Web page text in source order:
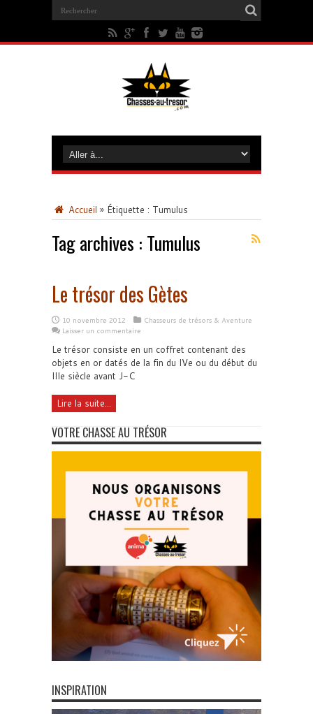
Accueil » Étiquette : Tumulus
Tag archives : Tumulus
Le trésor des Gètes
10 novembre 2012
Chasseurs de trésors & Aventure
Laisser un commentaire
Le trésor consiste en un coffret contenant des
objets en or datés de la fin du IVe ou du début du
IIIe siècle avant J-C
Lire la suite...
VOTRE CHASSE AU TRÉSOR
INSPIRATION